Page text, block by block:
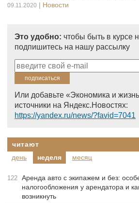
09.11.2020 | Новости
Это удобно: чтобы быть в курсе
подпишитесь на нашу рассылку
Или добавьте «Экономика и
источники на Яндекс.Новостях:
https://yandex.ru/news/?favid=7041
читают
день
неделя месяц
122 Аренда авто с экипажем и без:
налогообложения у арендатора и
возникнуть